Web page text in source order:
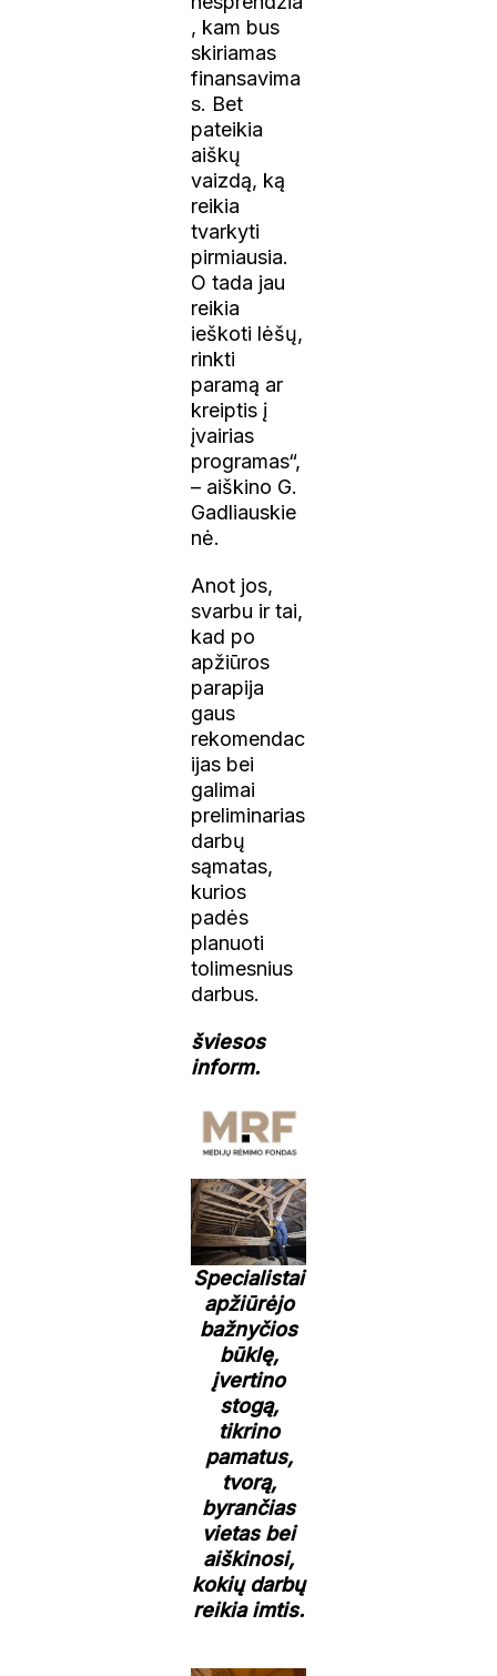
, kam bus
skiriamas
finansavima
s. Bet
pateikia
aiškų
vaizdą, ką
reikia
tvarkyti
pirmiausia.
O tada jau
reikia
ieškoti lėšų,
rinkti
paramą ar
kreiptis į
įvairias
programas“,
– aiškino G.
Gadliauskie
nė.
Anot jos,
svarbu ir tai,
kad po
apžiūros
parapija
gaus
rekomendac
ijas bei
galimai
preliminarias
darbų
sąmatas,
kurios
padės
planuoti
tolimesnius
darbus.
šviesos
inform.
Specialistai
apžiūrėjo
bažnyčios
būklę,
įvertino
stogą,
tikrino
pamatus,
tvorą,
byrančias
vietas bei
aiškinosi,
kokių darbų
reikia imtis.